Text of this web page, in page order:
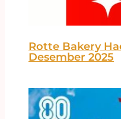
Rotte Bakery
Desember 2025